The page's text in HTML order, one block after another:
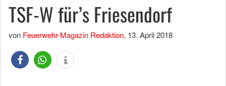
TSF-W für’s Friesendorf
von Feuerwehr-Magazin Redaktion, 13. April 2018